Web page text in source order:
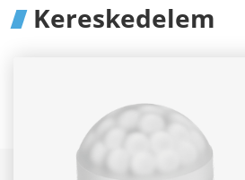
Kereskedelem